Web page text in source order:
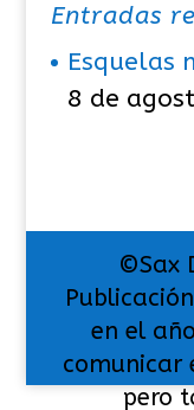
Entradas
Esquelas
8 de
©Sax
en el
comunicar
pero